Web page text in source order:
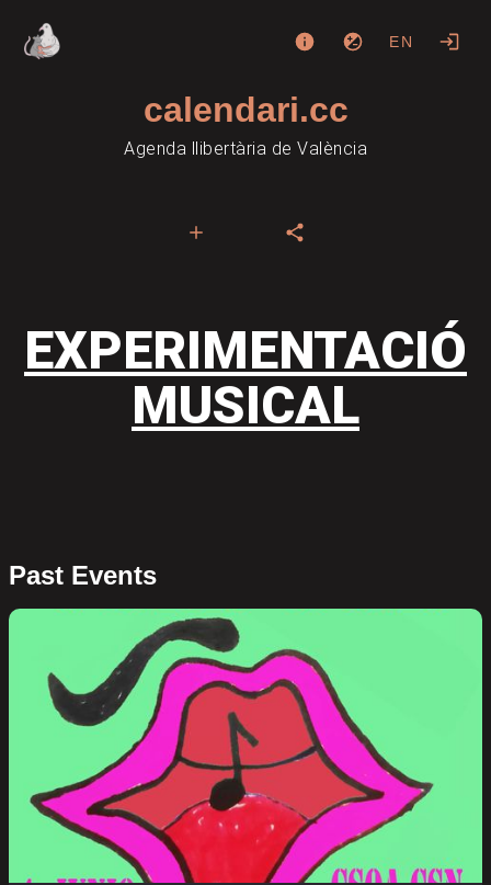
EN
calendari.cc
Agenda llibertària de València
EXPERIMENTACIÓ
MUSICAL
Past Events